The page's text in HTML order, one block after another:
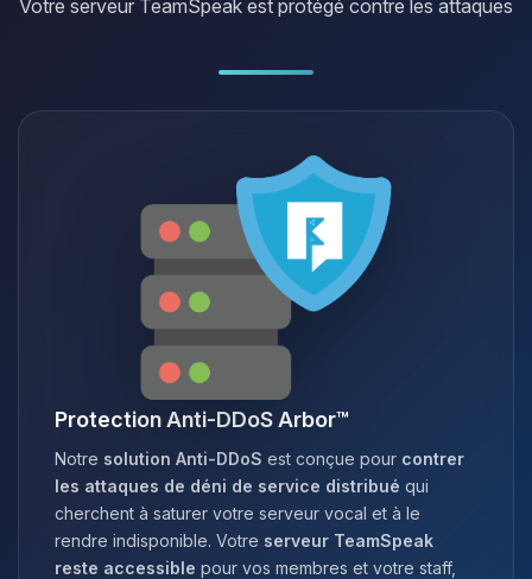
Votre serveur TeamSpeak est protégé contre les attaques
Protection Anti-DDoS Arbor™
Notre solution Anti-DDoS est conçue pour contrer
les attaques de déni de service distribué qui
cherchent à saturer votre serveur vocal et à le
rendre indisponible. Votre serveur TeamSpeak
reste accessible pour vos membres et votre staff,